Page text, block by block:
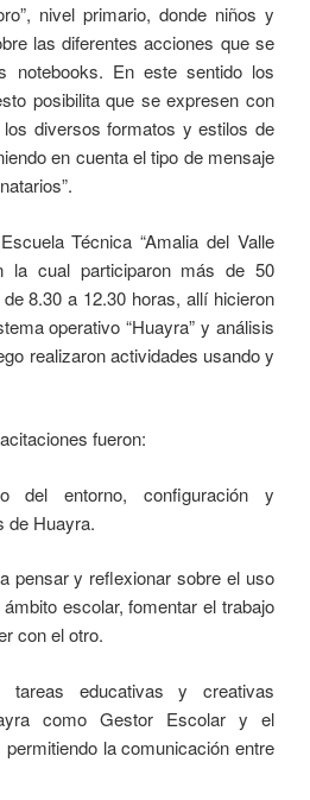
nivel primario, donde niños y
las diferentes acciones que se
notebooks. En este sentido los
posibilita que se expresen con
diversos formatos y estilos de
en cuenta el tipo de mensaje
Técnica “Amalia del Valle
la cual participaron más de 50
8.30 a 12.30 horas, allí hicieron
operativo “Huayra” y análisis
realizaron actividades usando y
fueron:
del entorno, configuración y
de Huayra.
pensar y reflexionar sobre el uso
escolar, fomentar el trabajo
con el otro.
educativas y creativas
como Gestor Escolar y el
la comunicación entre